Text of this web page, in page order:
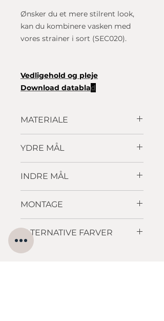
Ønsker du et mere stilrent look,
kan du kombinere vasken med
vores strainer i sort (SEC020).
Vedligehold og pleje
Download datablad
MATERIALE
YDRE MÅL
INDRE MÅL
MONTAGE
ALTERNATIVE FARVER
grå